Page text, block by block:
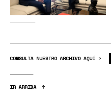
CONSULTA NUESTRO ARCHIVO AQUÍ >
IR ARRIBA